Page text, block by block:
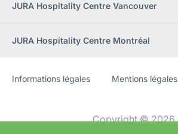
JURA Hospitality Centre Vancouver
JURA Hospitality Centre Montréal
Site
[Website
Informations légales Mentions légales
Copyright © 2026